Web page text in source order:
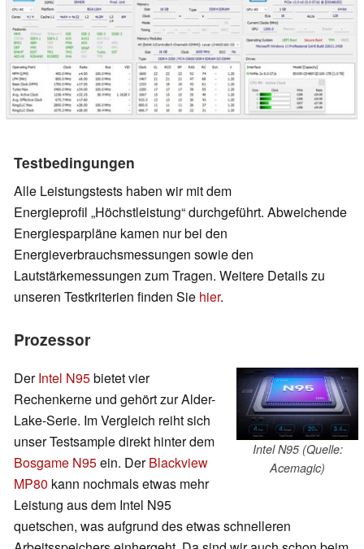
Testbedingungen
Alle Leistungstests haben wir mit dem
Energieprofil Höchstleistung durchgeführt. Abweichende
Energiesparpläne kamen nur bei den
Energieverbrauchsmessungen sowie den
Lautstärkemessungen zum Tragen. Weitere Details zu
unseren Testkriterien finden Sie hier.
Prozessor
Intel N95 (Quelle:
Acemagic)
DerIntel N95bietet vier
Rechenkerne und gehört zur Alder-
Lake-Serie. Im Vergleich reiht sich
unser Testsample direkt hinter dem
Bosgame N95ein. DerBlackview
MP80 kann nochmals etwas mehr
Leistung aus dem Intel N95
quetschen, was aufgrund des etwas schnelleren